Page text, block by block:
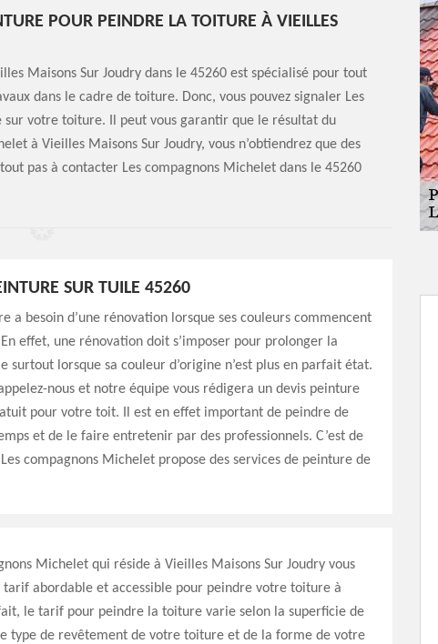
POUR PEINDRE LA TOITURE À VIEILLES
Maisons Sur Joudry dans le 45260 est spécialisé pour tout
dans le cadre de toiture. Donc, vous pouvez signaler Les
votre toiture. Il peut vous garantir que le résultat du
à Vieilles Maisons Sur Joudry, vous n’obtiendrez que des
pas à contacter Les compagnons Michelet dans le 45260
SUR TUILE 45260
a besoin d’une rénovation lorsque ses couleurs commencent
effet, une rénovation doit s’imposer pour prolonger la
surtout lorsque sa couleur d’origine n’est plus en parfait état.
nous et notre équipe vous rédigera un devis peinture
pour votre toit. Il est en effet important de peindre de
et de le faire entretenir par des professionnels. C’est de
compagnons Michelet propose des services de peinture de
Michelet qui réside à Vieilles Maisons Sur Joudry vous
tarif abordable et accessible pour peindre votre toiture à
le tarif pour peindre la toiture varie selon la superficie de
type de revêtement de votre toiture et de la forme de votre